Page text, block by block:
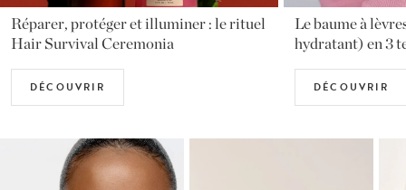
Le baume à lèvres parfait (et super-
hydratant) en 3 teintes
DÉCOUVRIR
Le cabas de
Cream est arrivé
DÉCOUVRIR